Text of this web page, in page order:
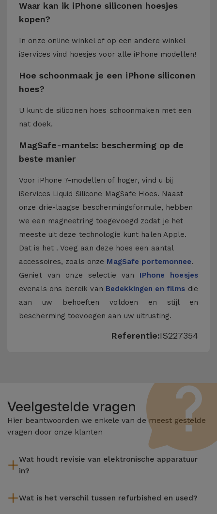
Waar kan ik iPhone siliconen hoesjes
kopen?
In onze online winkel of op een andere winkel
iServices vind hoesjes voor alle iPhone modellen!
Hoe schoonmaak je een iPhone siliconen
hoes?
U kunt de siliconen hoes schoonmaken met een
nat doek.
MagSafe-mantels: bescherming op de
beste manier
Voor iPhone 7-modellen of hoger, vind u bij
iServices Liquid Silicone MagSafe Hoes. Naast
onze drie-laagse beschermingsformule, hebben
we een magneetring toegevoegd zodat je het
meeste uit deze technologie kunt halen Apple.
Dat is het . Voeg aan deze hoes een aantal
accessoires, zoals onze MagSafe portemonnee.
Geniet van onze selectie van IPhone hoesjes
evenals ons bereik van Bedekkingen en films die
aan uw behoeften voldoen en stijl en
bescherming toevoegen aan uw uitrusting.
Referentie:IS227354
Veelgestelde vragen
Hier beantwoorden we enkele van de meest gestelde
vragen door onze klanten
Wat houdt revisie van elektronische apparatuur
in?
reiniging, en niet te vergeten het repareren van elk defect
Wat is het verschil tussen refurbished en used?